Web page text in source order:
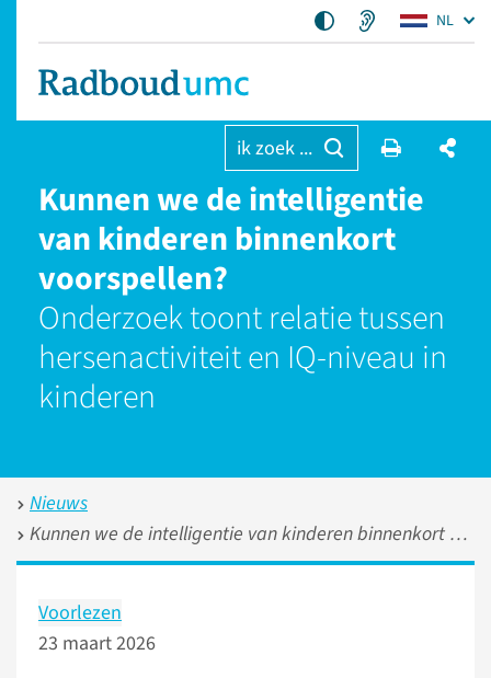
NL
ik zoek ...
Kunnen we de intelligentie
van kinderen binnenkort
voorspellen?
Onderzoek toont relatie tussen
hersenactiviteit en IQ-niveau in
kinderen
Nieuws
Kunnen we de intelligentie van kinderen binnenkort voorspellen?
Voorlezen
23 maart 2026